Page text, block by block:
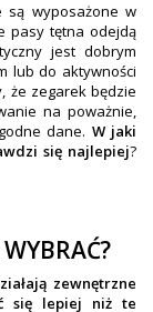
+
+
+
są wyposażone w
pasy tętna odejdą
jest dobrym
lub do aktywności
że zegarek będzie
na poważnie,
dane. W jaki
się najlepiej?
zewnętrzne
się lepiej niż te